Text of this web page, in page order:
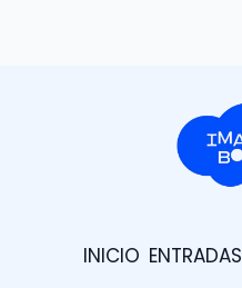
INICIO ENTRADAS